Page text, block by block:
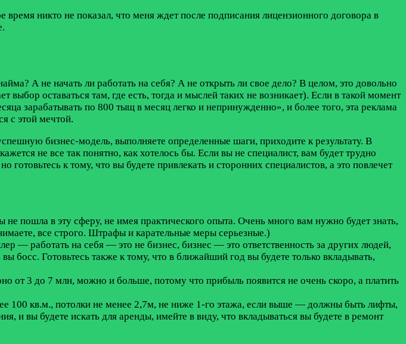
никто не показал, что меня ждет после подписания лицензионного договора в
А не начать ли работать на себя? А не открыть ли свое дело? В целом, это довольно
оставаться там, где есть, тогда и мыслей таких не возникает). Если в такой момент
зарабатывать по 800 тыщ в месяц легко и непринужденно», и более того, эта реклама
с этой мечтой.
бизнес-модель, выполняете определенные шаги, приходите к результату. В
не все так понятно, как хотелось бы. Если вы не специалист, вам будет трудно
к тому, что вы будете привлекать и сторонних специалистов, а это повлечет
пошла в эту сферу, не имея практического опыта. Очень много вам нужно будет знать,
все строго. Штрафы и карательные меры серьезные.)
— работать на себя — это не бизнес, бизнес — это ответственность за других людей,
босс. Готовьтесь также к тому, что в ближайший год вы будете только вкладывать,
от 3 до 7 млн, можно и больше, потому что прибыль появится не очень скоро, а платить
100 кв.м., потолки не менее 2,7м, не ниже 1-го этажа, если выше — должны быть лифты,
и вы будете искать для аренды, имейте в виду, что вкладываться вы будете в ремонт